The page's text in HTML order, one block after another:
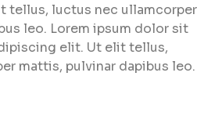
tellus, luctus nec ullamcorper
leo. Lorem ipsum dolor sit
elit. Ut elit tellus,
mattis, pulvinar dapibus leo.